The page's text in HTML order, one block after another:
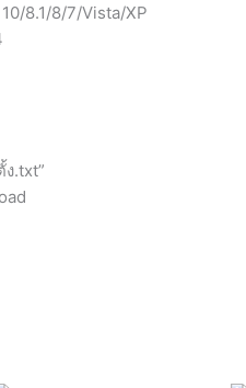
8.1/8/7/Vista/XP
.txt”